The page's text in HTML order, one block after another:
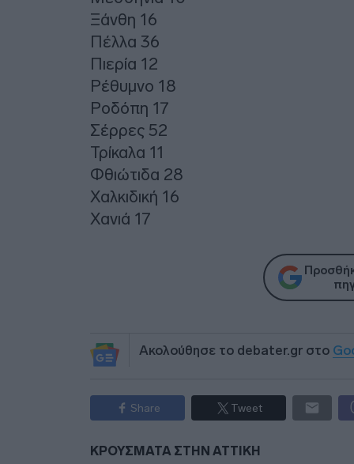
Ξάνθη 16
Πέλλα 36
Πιερία 12
Ρέθυμνο 18
Ροδόπη 17
Σέρρες 52
Τρίκαλα 11
Φθιώτιδα 28
Χαλκιδική 16
Χανιά 17
Ακολούθησε το debater.gr στο
Share Tweet
ΚΡΟΥΣΜΑΤΑ ΣΤΗΝ ΑΤΤΙΚΗ